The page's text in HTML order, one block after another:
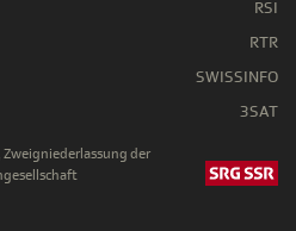
RSI
RTR
SWISSINFO
3SAT
Zweigniederlassung der